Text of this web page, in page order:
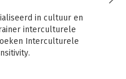
en docent op (buitenlandse)
Ze zijn
en consultant.
in cultuur en
interculturele
Interculturele